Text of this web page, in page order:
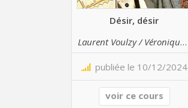
Désir, désir
Laurent Voulzy / Véronique Jannot
publiée le 10/12/2024
voir ce cours